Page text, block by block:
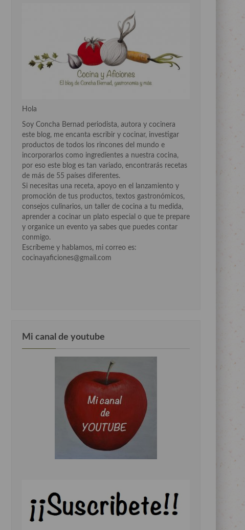
Hola
Soy Concha Bernad periodista, autora y cocinera
este blog, me encanta escribir y cocinar, investigar
productos de todos los rincones del mundo e
incorporarlos como ingredientes a nuestra cocina,
por eso este blog es tan variado, encontrarás recetas
de más de 55 países diferentes.
Si necesitas una receta, apoyo en el lanzamiento y
promoción de tus productos, textos gastronómicos,
consejos culinarios, un taller de cocina a tu medida,
aprender a cocinar un plato especial o que te prepare
y organice un evento ya sabes que puedes contar
conmigo.
Escríbeme y hablamos, mi correo es:
cocinayaficiones@gmail.com
Mi canal de youtube